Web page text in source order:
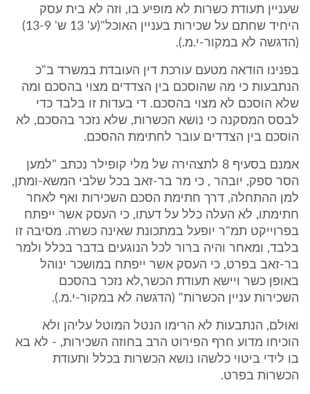
שעניין תעודת כשרות לא מופיע בו, וזה לא בית עסק
היחיד שחתם על שכירות בעניין האוכל"(ע' 13 ש' 13-9)
(הדגשה לא במקור-י.מ.).
בפנינו הודאה מטעם עורכת דין העובדת במשרד ב"כ
הנתבעות כי מה שהוסכם בין הצדדים מצוי בהסכם ומה
שלא הוסכם לא מצוי בהסכם. די בעדות זו בלבד כדי
לבסס המסקנה כי נושא הכשרות, שלא נזכר בהסכם, לא
הוסכם בין הצדדים עובר לחתימת ההסכם.
אמנם בסעיף 8 לתצהירה של מלי קופילר נכתב "למען
הסר ספק, יובהר , כי מר בר-זאב בכל שלבי המשא-ומתן,
למן ההתחלה, דרך חתימת הסכם השכירות ואף לאחר
חתימתו, לא העלה כלל על דעתו, כי העסק אשר ייפתח
בפרוייקט תמ"ר יופעל במתכונת שאינה כשרה. מסיבה זו
בלבד, ומאחר והיה ברור לכל הנוגעים בדבר בכלל ולמר
בר-זאב בפרט, כי העסק אשר ייפתח במושכר ינוהל
באופן כשר ויישא תעודת הכשר,לא נזכר בהסכם
השכירות עניין הכשרות" (הדגשה לא במקור-י.מ.).
ואולם, הנתבעות לא הרימו הנטל המוטל עליהן ולא
הוכיחו מדוע חרף הפירוט הרב בחוזה השכירות, - לא בא
בו לידי ביטוי כלשהו נושא הכשרות בכלל ותעודת
הכשרות בפרט.